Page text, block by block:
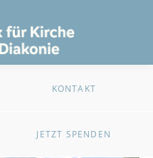
KONTAKT
JETZT SPENDEN